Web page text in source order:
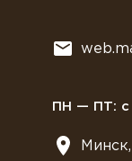
ПН — ПТ: с